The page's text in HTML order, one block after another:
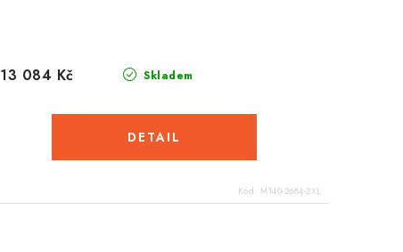
Skladem
13 084 Kč
Kód:M140-2684-2XL